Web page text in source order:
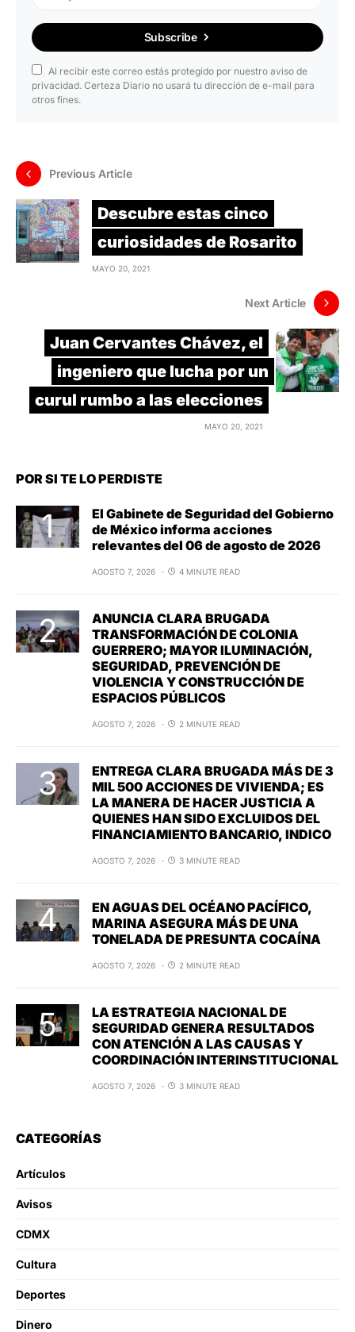
Subscribe
Al recibir este correo estás protegido por nuestro aviso de
privacidad. Certeza Diario no usará tu dirección de e-mail para
otros fines.
Previous Article
Descubre estas cinco
curiosidades de Rosarito
MAYO 20, 2021
Next Article
Juan Cervantes Chávez, el
ingeniero que lucha por un
curul rumbo a las elecciones
MAYO 20, 2021
POR SI TE LO PERDISTE
El Gabinete de Seguridad del Gobierno
de México informa acciones
relevantes del 06 de agosto de 2026
AGOSTO 7, 2026 4 MINUTE READ
ANUNCIA CLARA BRUGADA
TRANSFORMACIÓN DE COLONIA
GUERRERO; MAYOR ILUMINACIÓN,
SEGURIDAD, PREVENCIÓN DE
VIOLENCIA Y CONSTRUCCIÓN DE
ESPACIOS PÚBLICOS
AGOSTO 7, 2026 2 MINUTE READ
ENTREGA CLARA BRUGADA MÁS DE 3
MIL 500 ACCIONES DE VIVIENDA; ES
LA MANERA DE HACER JUSTICIA A
QUIENES HAN SIDO EXCLUIDOS DEL
FINANCIAMIENTO BANCARIO, INDICO
AGOSTO 7, 2026 3 MINUTE READ
EN AGUAS DEL OCÉANO PACÍFICO,
MARINA ASEGURA MÁS DE UNA
TONELADA DE PRESUNTA COCAÍNA
AGOSTO 7, 2026 2 MINUTE READ
LA ESTRATEGIA NACIONAL DE
SEGURIDAD GENERA RESULTADOS
CON ATENCIÓN A LAS CAUSAS Y
COORDINACIÓN INTERINSTITUCIONAL
AGOSTO 7, 2026 3 MINUTE READ
CATEGORÍAS
Artículos
Avisos
CDMX
Cultura
Deportes
Dinero